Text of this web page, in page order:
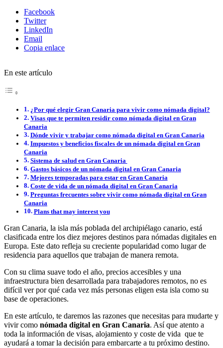
Facebook
Twitter
LinkedIn
Email
Copia enlace
En este artículo
¿Por qué elegir Gran Canaria para vivir como nómada digital?
Visas que te permiten residir como nómada digital en Gran
Canaria
Dónde vivir y trabajar como nómada digital en Gran Canaria
Impuestos y beneficios fiscales de un nómada digital en Gran
Canaria
Sistema de salud en Gran Canaria
Gastos básicos de un nómada digital en Gran Canaria
Mejores temporadas para estar en Gran Canaria
Coste de vida de un nómada digital en Gran Canaria
Preguntas frecuentes sobre vivir como nómada digital en Gran
Canaria
Plans that may interest you
Gran Canaria, la isla más poblada del archipiélago canario, está
clasificada entre los diez mejores destinos para nómadas digitales en
Europa. Este dato refleja su creciente popularidad como lugar de
residencia para aquellos que trabajan de manera remota.
Con su clima suave todo el año, precios accesibles y una
infraestructura bien desarrollada para trabajadores remotos, no es
difícil ver por qué cada vez más personas eligen esta isla como su
base de operaciones.
En este artículo, te daremos las razones que necesitas para mudarte y
vivir como nómada digital en Gran Canaria. Así que atento a
toda la información de visas, alojamiento y coste de vida que te
ayudará a tomar la decisión para embarcarte a tu próximo destino.